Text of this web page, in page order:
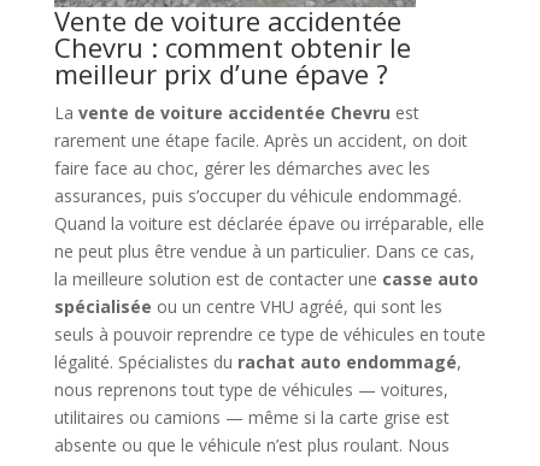
Vente de voiture accidentée
Chevru : comment obtenir le
meilleur prix d’une épave ?
La vente de voiture accidentée Chevru est
rarement une étape facile. Après un accident, on doit
faire face au choc, gérer les démarches avec les
assurances, puis s’occuper du véhicule endommagé.
Quand la voiture est déclarée épave ou irréparable, elle
ne peut plus être vendue à un particulier. Dans ce cas,
la meilleure solution est de contacter une casse auto
spécialisée ou un centre VHU agréé, qui sont les
seuls à pouvoir reprendre ce type de véhicules en toute
légalité. Spécialistes du rachat auto endommagé,
nous reprenons tout type de véhicules — voitures,
utilitaires ou camions — même si la carte grise est
absente ou que le véhicule n’est plus roulant. Nous